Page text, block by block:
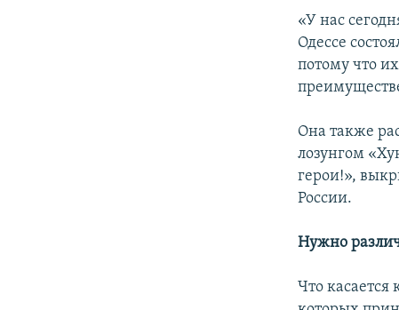
«У нас
Одессе
потому что
Она также
лозунгом
герои!»,
России.
Нужно
Что касается